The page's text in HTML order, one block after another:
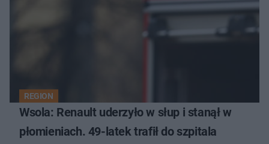
REGION
Wsola: Renault uderzyło w słup i stanął w
płomieniach. 49-latek trafił do szpitala